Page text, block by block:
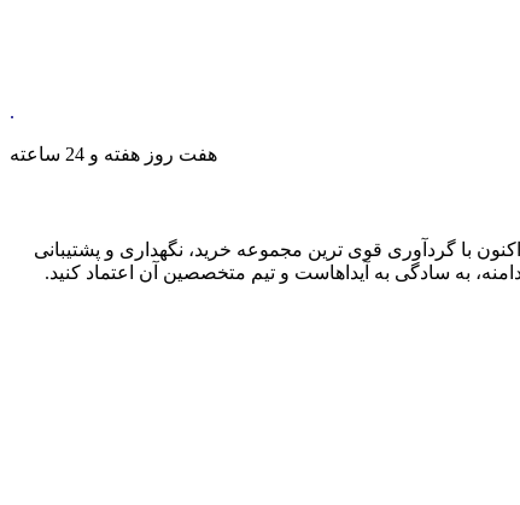
.
هفت روز هفته و 24 ساعته
با گردآوری قوی ترین مجموعه خرید، نگهداری و پشتیبانی
به سادگی به آیداهاست و تیم متخصصین آن اعتماد کنید.